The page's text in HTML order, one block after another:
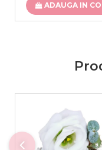
ADAUGA IN